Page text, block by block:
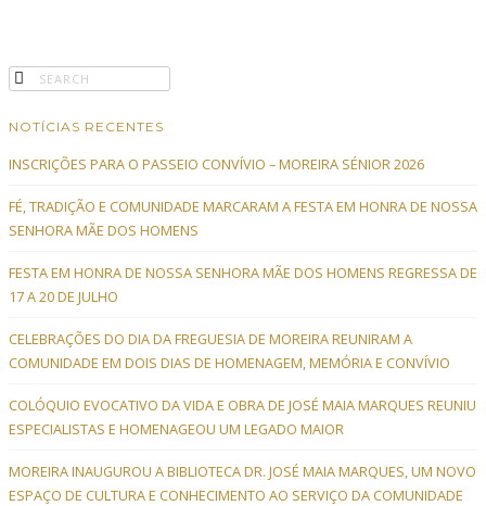
NOTÍCIAS RECENTES
INSCRIÇÕES PARA O PASSEIO CONVÍVIO – MOREIRA SÉNIOR 2026
FÉ, TRADIÇÃO E COMUNIDADE MARCARAM A FESTA EM HONRA DE NOSSA
SENHORA MÃE DOS HOMENS
FESTA EM HONRA DE NOSSA SENHORA MÃE DOS HOMENS REGRESSA DE
17 A 20 DE JULHO
CELEBRAÇÕES DO DIA DA FREGUESIA DE MOREIRA REUNIRAM A
COMUNIDADE EM DOIS DIAS DE HOMENAGEM, MEMÓRIA E CONVÍVIO
COLÓQUIO EVOCATIVO DA VIDA E OBRA DE JOSÉ MAIA MARQUES REUNIU
ESPECIALISTAS E HOMENAGEOU UM LEGADO MAIOR
MOREIRA INAUGUROU A BIBLIOTECA DR. JOSÉ MAIA MARQUES, UM NOVO
ESPAÇO DE CULTURA E CONHECIMENTO AO SERVIÇO DA COMUNIDADE